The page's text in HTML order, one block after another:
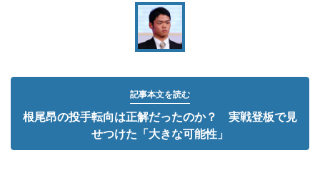
記事本文を読む
根尾昂の投手転向は正解だったのか？ 実戦登板で見
せつけた「大きな可能性」